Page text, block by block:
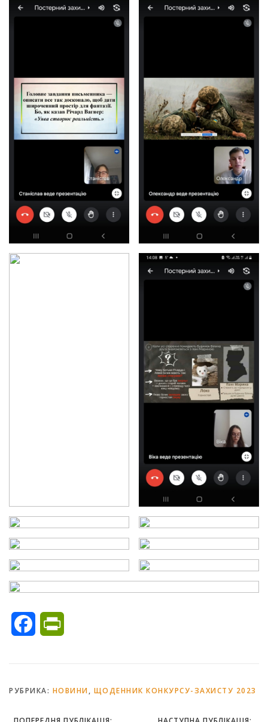
Facebook
РУБРИКА: НОВИНИ, ЩОДЕННИК КОНКУРСУ-ЗАХИСТУ 2023